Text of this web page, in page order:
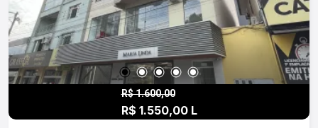
R$ 1.600,00
R$ 1.550,00 L